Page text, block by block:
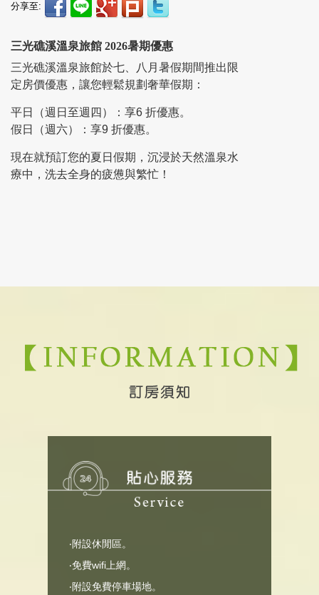
分享至:
三光礁溪溫泉旅館 2026暑期優惠
三光礁溪溫泉旅館於七、八月暑假期間推出限
定房價優惠，讓您輕鬆規劃奢華假期：
平日（週日至週四）：享6 折優惠。
假日（週六）：享9 折優惠。
現在就預訂您的夏日假期，沉浸於天然溫泉水
療中，洗去全身的疲憊與繁忙！
‧附設休閒區。
‧免費wifi上網。
‧附設免費停車場地。